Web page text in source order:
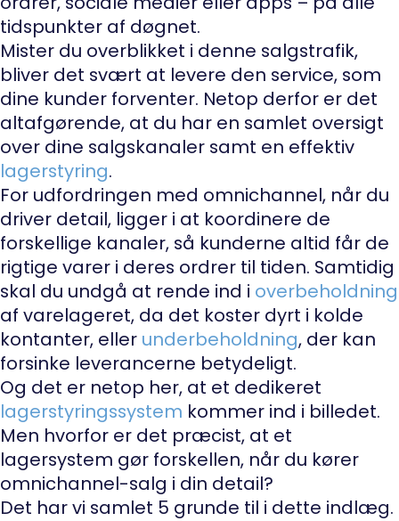
tidspunkter af døgnet.
Mister du overblikket i denne salgstrafik,
bliver det svært at levere den service, som
dine kunder forventer. Netop derfor er det
altafgørende, at du har en samlet oversigt
over dine salgskanaler samt en effektiv
lagerstyring.
For udfordringen med omnichannel, når du
driver detail, ligger i at koordinere de
forskellige kanaler, så kunderne altid får de
rigtige varer i deres ordrer til tiden. Samtidig
skal du undgå at rende ind i overbeholdning
af varelageret, da det koster dyrt i kolde
kontanter, eller underbeholdning, der kan
forsinke leverancerne betydeligt.
Og det er netop her, at et dedikeret
lagerstyringssystem kommer ind i billedet.
Men hvorfor er det præcist, at et
lagersystem gør forskellen, når du kører
omnichannel-salg i din detail?
Det har vi samlet 5 grunde til i dette indlæg.